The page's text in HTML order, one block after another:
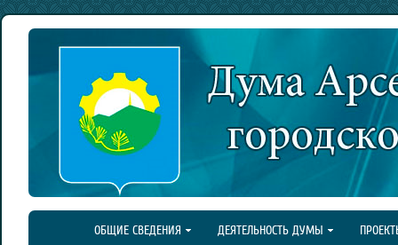
ОБЩИЕ СВЕДЕНИЯ ДЕЯТЕЛЬНОСТЬ ДУМЫ